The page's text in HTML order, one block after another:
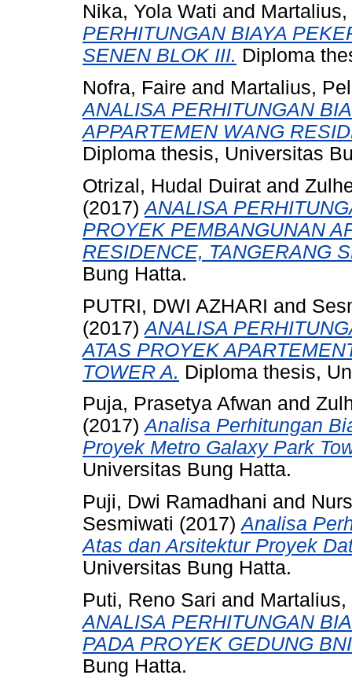
Nika, Yola Wati and
PERHITUNGAN BIAYA
SENEN BLOK III. Diploma
Nofra, Faire and Martalius,
ANALISA PERHITUNGAN
APPARTEMEN WANG
Diploma thesis, Universitas
Otrizal, Hudal Duirat and
(2017)ANALISA
PROYEK PEMBANGUNAN
RESIDENCE, TANGERANG
Bung Hatta.
PUTRI, DWI AZHARI and
(2017)ANALISA
ATAS PROYEK
TOWER A. Diploma thesis,
Puja, Prasetya Afwan and
(2017)Analisa Perhitungan
Proyek Metro Galaxy Park
Universitas Bung Hatta.
Puji, Dwi Ramadhani and
Sesmiwati (2017)Analisa
Atas dan Arsitektur Proyek
Universitas Bung Hatta.
Puti, Reno Sari and Martalius,
ANALISA PERHITUNGAN
PADA PROYEK GEDUNG
Bung Hatta.